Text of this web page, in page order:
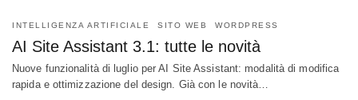
INTELLIGENZA ARTIFICIALE SITO WEB WORDPRESS
AI Site Assistant 3.1: tutte le novità
Nuove funzionalità di luglio per AI Site Assistant: modalità di modifica
rapida e ottimizzazione del design. Già con le novità…